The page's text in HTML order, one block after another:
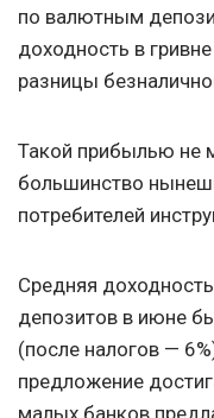
по валютным
доходность в
разницы
Такой прибылью не
большинство
потребителей
Средняя
депозитов в июне
(после налогов —
предложение